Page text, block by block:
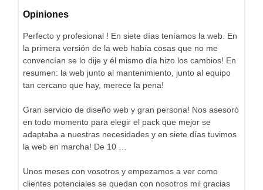
Opiniones
Perfecto y profesional ! En siete días teníamos la web. En
la primera versión de la web había cosas que no me
convencían se lo dije y él mismo día hizo los cambios! En
resumen: la web junto al mantenimiento, junto al equipo
tan cercano que hay, merece la pena!
Gran servicio de diseño web y gran persona! Nos asesoró
en todo momento para elegir el pack que mejor se
adaptaba a nuestras necesidades y en siete días tuvimos
la web en marcha! De 10 …
Unos meses con vosotros y empezamos a ver como
clientes potenciales se quedan con nosotros mil gracias